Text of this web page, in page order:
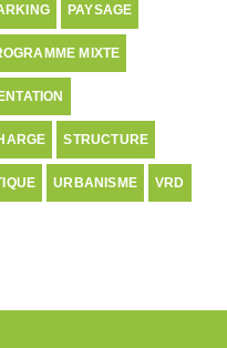
PAYSAGE
MIXTE
STRUCTURE
URBANISME VRD